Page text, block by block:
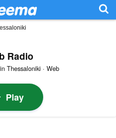
Radio
Thessaloniki · Web
Play